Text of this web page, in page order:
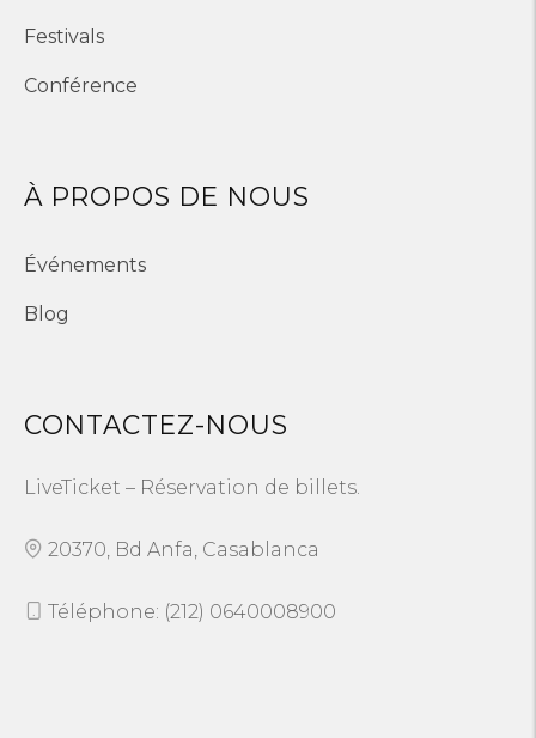
Festivals
Conférence
À PROPOS DE NOUS
Événements
Blog
CONTACTEZ-NOUS
LiveTicket – Réservation de billets.
20370, Bd Anfa, Casablanca
Téléphone: (212) 0640008900